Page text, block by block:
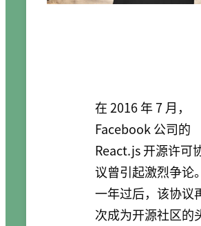
在 2016 年 7 月，
Facebook 公司的
React.js 开源许可
议曾引起激烈争论。
一年过后，该协议
次成为开源社区的